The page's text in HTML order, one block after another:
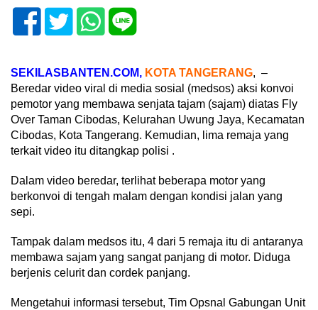
SEKILASBANTEN.COM, KOTA TANGERANG, –
Beredar video viral di media sosial (medsos) aksi konvoi
pemotor yang membawa senjata tajam (sajam) diatas Fly
Over Taman Cibodas, Kelurahan Uwung Jaya, Kecamatan
Cibodas, Kota Tangerang. Kemudian, lima remaja yang
terkait video itu ditangkap polisi .
Dalam video beredar, terlihat beberapa motor yang
berkonvoi di tengah malam dengan kondisi jalan yang
sepi.
Tampak dalam medsos itu, 4 dari 5 remaja itu di antaranya
membawa sajam yang sangat panjang di motor. Diduga
berjenis celurit dan cordek panjang.
Mengetahui informasi tersebut, Tim Opsnal Gabungan Unit